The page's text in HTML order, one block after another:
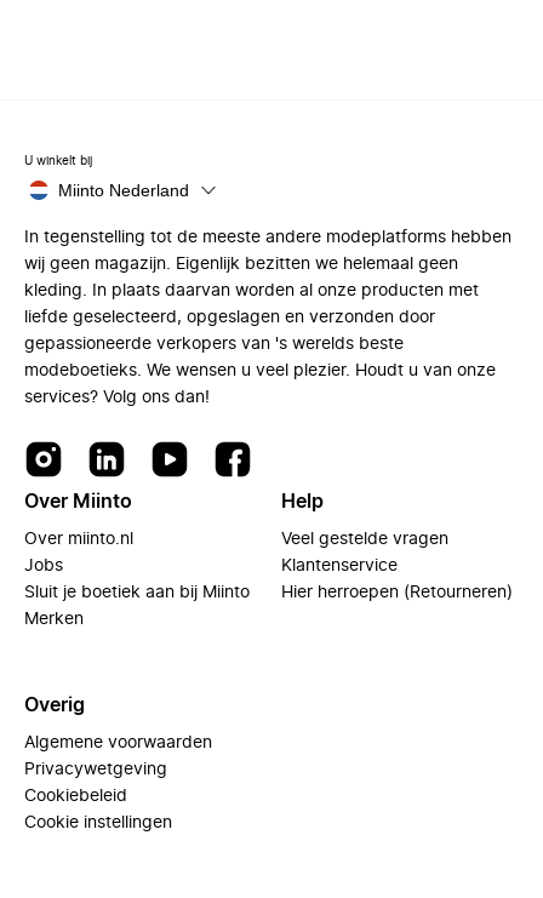
U winkelt bij
Miinto Nederland
In tegenstelling tot de meeste andere modeplatforms hebben
wij geen magazijn. Eigenlijk bezitten we helemaal geen
kleding. In plaats daarvan worden al onze producten met
liefde geselecteerd, opgeslagen en verzonden door
gepassioneerde verkopers van 's werelds beste
modeboetieks. We wensen u veel plezier. Houdt u van onze
services? Volg ons dan!
Over Miinto
Over miinto.nl
Jobs
Sluit je boetiek aan bij Miinto
Merken
Help
Veel gestelde vragen
Klantenservice
Hier herroepen (Retourneren)
Overig
Algemene voorwaarden
Privacywetgeving
Cookiebeleid
Cookie instellingen